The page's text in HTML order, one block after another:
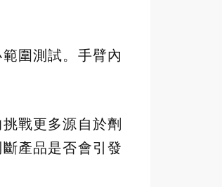
圍測試。手臂內
戰更多源自於劑
產品是否會引發